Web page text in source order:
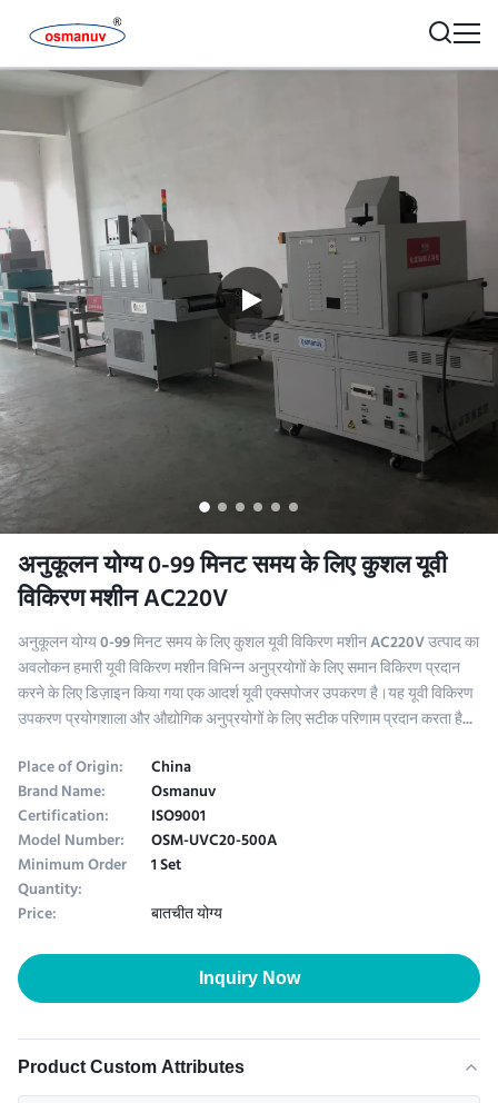
अनुकूलन योग्य 0-99 मिनट समय के लिए कुशल यूवी
विकिरण मशीन AC220V
अनुकूलन योग्य 0-99 मिनट समय के लिए कुशल यूवी विकिरण मशीन AC220V उत्पाद का
अवलोकन हमारी यूवी विकिरण मशीन विभिन्न अनुप्रयोगों के लिए समान विकिरण प्रदान
करने के लिए डिज़ाइन किया गया एक आदर्श यूवी एक्सपोजर उपकरण है।यह यूवी विकिरण
उपकरण प्रयोगशाला और औद्योगिक अनुप्रयोगों के लिए सटीक परिणाम प्रदान करता है...
Place of Origin:
China
Brand Name: Osmanuv
Certification: ISO9001
Model Number: OSM-UVC20-500A
Minimum Order
Quantity:
1 Set
Price:
बातचीत योग्य
Inquiry Now
Product Custom Attributes